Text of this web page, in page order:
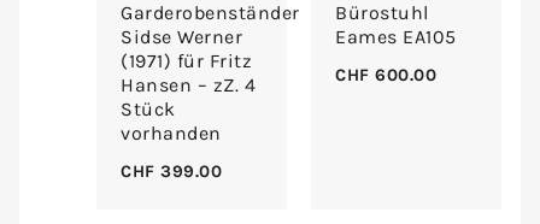
Garderobenständer
Sidse Werner
(1971) für Fritz
Hansen – zZ. 4
Stück
vorhanden
CHF 399.00
Bürostuhl
Eames EA105
CHF 600.00